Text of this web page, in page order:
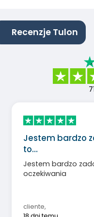
Recenzje Tulon
Jestem bardzo
to…
Jestem bardzo
oczekiwania
cliente,